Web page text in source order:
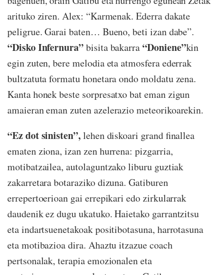
arituko ziren. Alex: “Karmenak. Ederra dakate
peligrue. Garai baten… Bueno, beti izan dabe”.
“Disko Infernura”bisita bakarra“Doniene”kin
egin zuten, bere melodia eta atmosfera ederrak
bultzatuta formatu honetara ondo moldatu zena.
Kanta honek beste sorpresatxo bat eman zigun
amaieran eman zuten azelerazio meteorikoarekin.
“Ez dot sinisten”,lehen diskoari grand finallea
ematen ziona, izan zen hurrena: pizgarria,
motibatzailea, autolaguntzako liburu guztiak
zakarretara botaraziko dizuna. Gatiburen
errepertoerioan gai errepikari edo zirkularrak
daudenik ez dugu ukatuko. Haietako garrantzitsu
eta indartsuenetakoak positibotasuna, harrotasuna
eta motibazioa dira. Ahaztu itzazue coach
pertsonalak, terapia emozionalen eta